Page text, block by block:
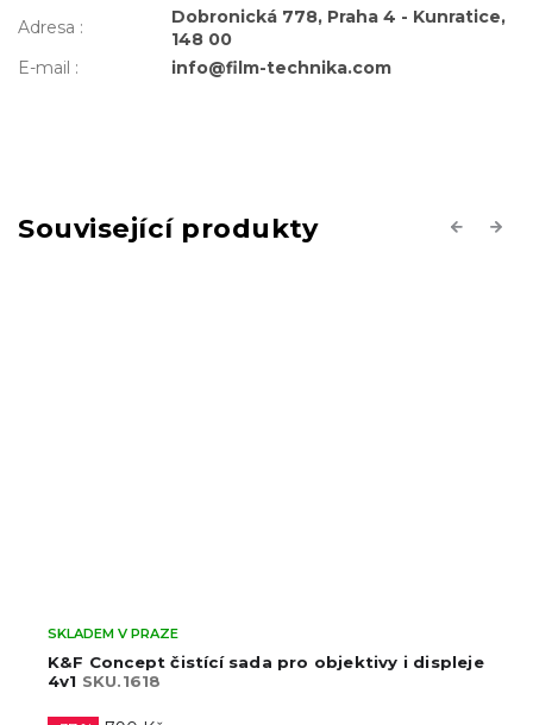
Adresa :
Dobronická 778, Praha 4 - Kunratice,
148 00
E-mail : info@film-technika.com
Související produkty Previous
K&F Concept čistící sada pro objektivy i displeje
4v1 SKU.1618
SKLADEM V PRAZE
Next